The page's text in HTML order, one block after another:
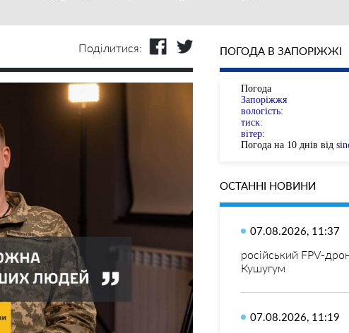
Поділитися: ПОГОДА В ЗАПОРІЖЖІ
Погода
Запоріжжя
вологість:
тиск:
вітер:
Погода на 10 днів від
ОСТАННІ НОВИНИ
07.08.2026, 11:37
російський FPV-
Кушугум
07.08.2026, 11:19